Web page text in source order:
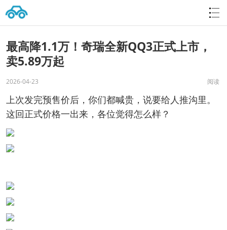
最高降1.1万！奇瑞全新QQ3正式上市，
卖5.89万起
阅读
2026-04-23
上次发完预售价后，你们都喊贵，说要给人推沟里。
这回正式价格一出来，各位觉得怎么样？